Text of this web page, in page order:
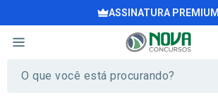
ASSINATURA PREMIUM